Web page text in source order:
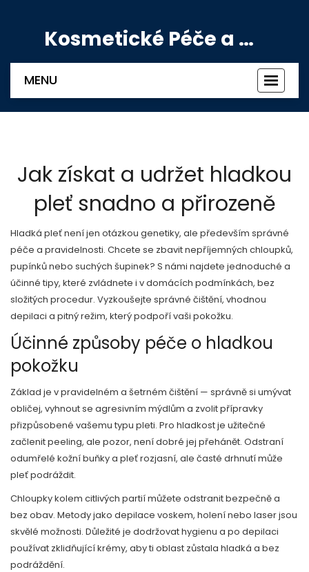
Kosmetické Péče a Výživové Doplňky
MENU
Jak získat a udržet hladkou
pleť snadno a přirozeně
Hladká pleť není jen otázkou genetiky, ale především správné
péče a pravidelnosti. Chcete se zbavit nepříjemných chloupků,
pupínků nebo suchých šupinek? S námi najdete jednoduché a
účinné tipy, které zvládnete i v domácích podmínkách, bez
složitých procedur. Vyzkoušejte správné čištění, vhodnou
depilaci a pitný režim, který podpoří vaši pokožku.
Účinné způsoby péče o hladkou
pokožku
Základ je v pravidelném a šetrném čištění — správně si umývat
obličej, vyhnout se agresivním mýdlům a zvolit přípravky
přizpůsobené vašemu typu pleti. Pro hladkost je užitečné
začlenit peeling, ale pozor, není dobré jej přehánět. Odstraní
odumřelé kožní buňky a pleť rozjasní, ale časté drhnutí může
pleť podráždit.
Chloupky kolem citlivých partií můžete odstranit bezpečně a
bez obav. Metody jako depilace voskem, holení nebo laser jsou
skvělé možnosti. Důležité je dodržovat hygienu a po depilaci
používat zklidňující krémy, aby ti oblast zůstala hladká a bez
podráždění.